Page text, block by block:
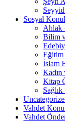
Sosyal
Ahlak
Bilim
Eğitim
İslam
Kadın
Kitap
Sağlık
Vahdet
Vahdet